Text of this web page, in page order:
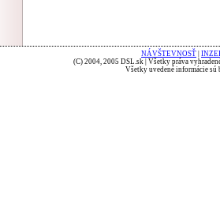
NÁVŠTEVNOSŤ
(C) 2004, 2005 DSL.sk | Všetky práva
Všetky uvedené informácie sú